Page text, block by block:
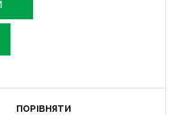
ПОРІВНЯТИ